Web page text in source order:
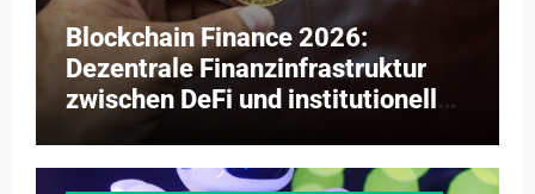
Blockchain Finance 2026:
Dezentrale Finanzinfrastruktur
zwischen DeFi und institutioneller